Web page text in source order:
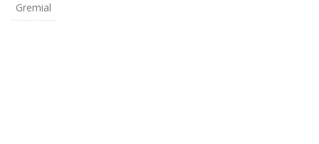
Gremial